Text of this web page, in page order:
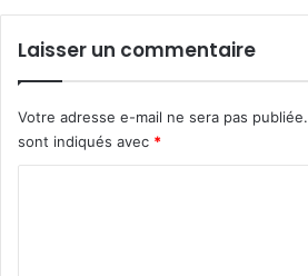
Laisser un commentaire
Votre adresse e-mail ne sera pas publiée.
sont indiqués avec *